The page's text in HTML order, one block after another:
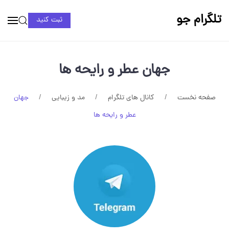
تلگرام جو ثبت کنید
جهان عطر و رایحه ها
صفحه نخست کانال های تلگرام مد و زیبایی
جهان
عطر و رایحه ها